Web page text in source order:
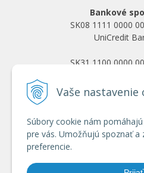
Vaše nastavenie
Súbory cookie nám
pre vás. Umožňujú spoznať a
preferencie.
Bankové
SK08 1111 0000
UniCredit
SK31 1100 0000
Obchodné
Ochrana
Doprava a